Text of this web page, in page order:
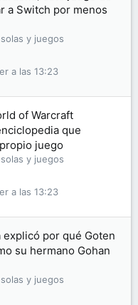
a Switch por menos
y juegos
a las 13:23
of Warcraft
que
juego
y juegos
a las 13:23
explicó por qué Goten
su hermano Gohan
y juegos